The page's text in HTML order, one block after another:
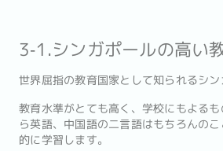
3‐1.シンガポールの高い
世界屈指の教育国家として知られるシン
教育水準がとても高く、学校にもよる
ら英語、中国語の二言語はもちろんの
的に学習します。